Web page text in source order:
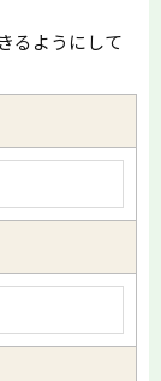
るようにして